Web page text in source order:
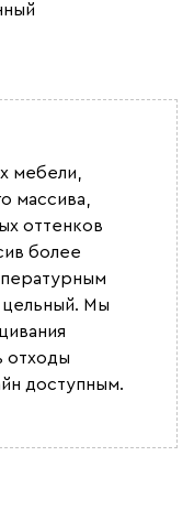
мебели,
массива,
оттенков
более
цельный. Мы
отходы
доступным.